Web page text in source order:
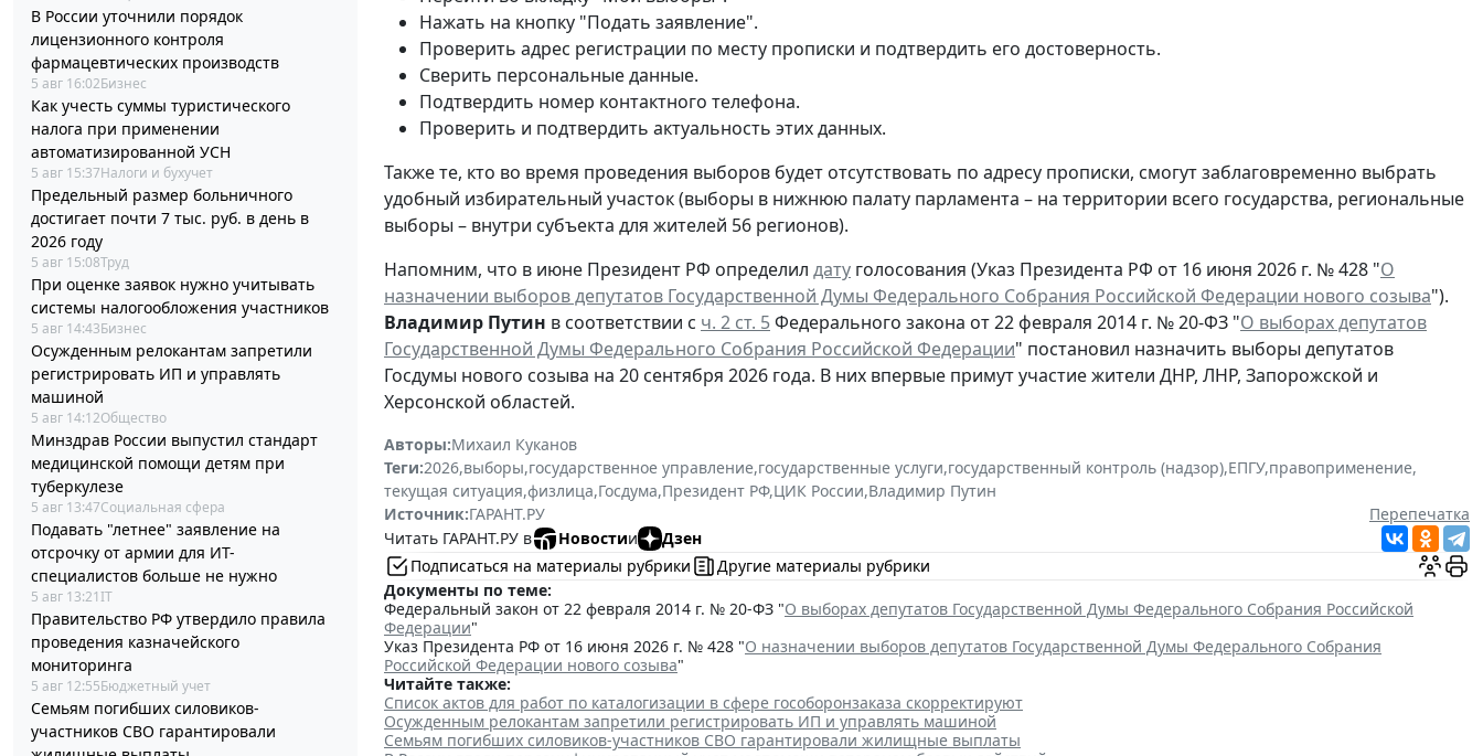
В России уточнили порядок
лицензионного контроля
фармацевтических производств
5 авг 16:02Бизнес
Как учесть суммы туристического
налога при применении
автоматизированной УСН
5 авг 15:37Налоги и бухучет
Предельный размер больничного
достигает почти 7 тыс. руб. в день в
2026 году
5 авг 15:08Труд
При оценке заявок нужно учитывать
системы налогообложения участников
5 авг 14:43Бизнес
Осужденным релокантам запретили
регистрировать ИП и управлять
машиной
5 авг 14:12Общество
Минздрав России выпустил стандарт
медицинской помощи детям при
туберкулезе
5 авг 13:47Социальная сфера
Подавать "летнее" заявление на
отсрочку от армии для ИТ-
специалистов больше не нужно
5 авг 13:21IT
Правительство РФ утвердило правила
проведения казначейского
мониторинга
5 авг 12:55Бюджетный учет
Семьям погибших силовиков-
участников СВО гарантировали
Нажать на кнопку "Подать заявление".
Проверить адрес регистрации по месту прописки и подтвердить его достоверность.
Сверить персональные данные.
Подтвердить номер контактного телефона.
Проверить и подтвердить актуальность этих данных.
Также те, кто во время проведения выборов будет отсутствовать по адресу прописки, смогут заблаговременно выбрать
удобный избирательный участок (выборы в нижнюю палату парламента – на территории всего государства, региональные
выборы – внутри субъекта для жителей 56 регионов).
Напомним, что в июне Президент РФ определил дату голосования (Указ Президента РФ от 16 июня 2026 г. № 428 "О
назначении выборов депутатов Государственной Думы Федерального Собрания Российской Федерации нового созыва").
Владимир Путин в соответствии с ч. 2 ст. 5Федерального закона от 22 февраля 2014 г. № 20-ФЗ "О выборах депутатов
Государственной Думы Федерального Собрания Российской Федерации" постановил назначить выборы депутатов
Госдумы нового созыва на 20 сентября 2026 года. В них впервые примут участие жители ДНР, ЛНР, Запорожской и
Херсонской областей.
Авторы:Михаил Куканов
Теги:2026,выборы,государственное управление,государственные услуги,государственный контроль (надзор),ЕПГУ,правоприменение,
текущая ситуация,физлица,Госдума,Президент РФ,ЦИК России,Владимир Путин
Источник:ГАРАНТ.РУ
Перепечатка
Читать ГАРАНТ.РУ в
Новостии
Дзен
Подписаться на материалы рубрики
Другие материалы рубрики
Документы по теме:
Федеральный закон от 22 февраля 2014 г. № 20-ФЗ "О выборах депутатов Государственной Думы Федерального Собрания Российской
Федерации"
Указ Президента РФ от 16 июня 2026 г. № 428 "О назначении выборов депутатов Государственной Думы Федерального Собрания
Российской Федерации нового созыва"
Читайте также:
Список актов для работ по каталогизации в сфере гособоронзаказа скорректируют
Осужденным релокантам запретили регистрировать ИП и управлять машиной
Семьям погибших силовиков-участников СВО гарантировали жилищные выплаты